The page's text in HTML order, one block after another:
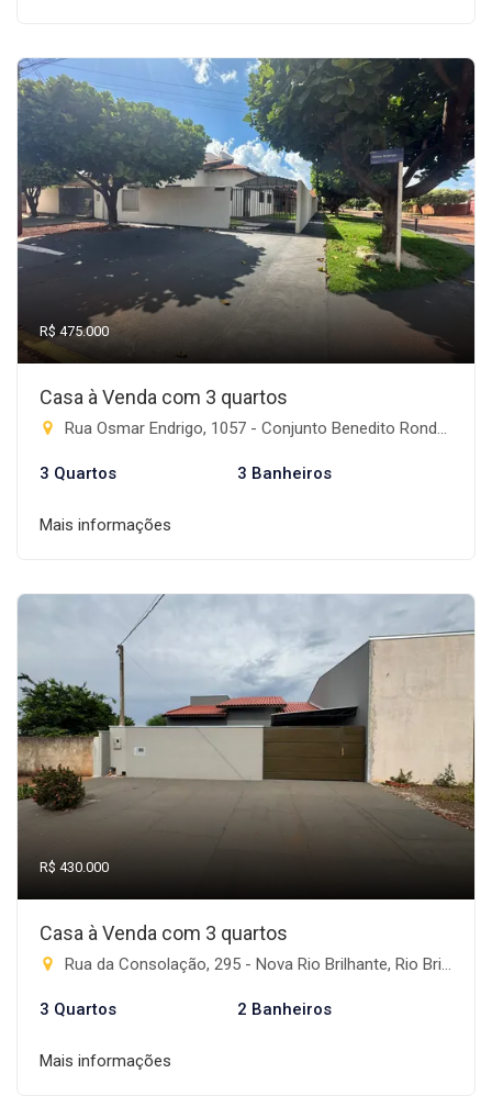
R$ 475.000
Casa à Venda com 3 quartos
Rua Osmar Endrigo, 1057 - Conjunto Benedito Rondon, Rio Brilhante-MS
3 Quartos 3 Banheiros
Mais informações
R$ 430.000
Casa à Venda com 3 quartos
Rua da Consolação, 295 - Nova Rio Brilhante, Rio Brilhante-MS
3 Quartos 2 Banheiros
Mais informações